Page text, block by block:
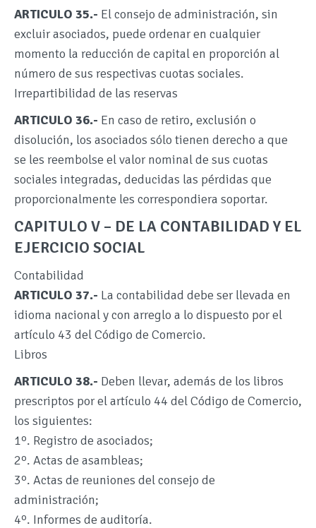
ARTICULO 35.- El consejo de administración, sin
excluir asociados, puede ordenar en cualquier
momento la reducción de capital en proporción al
número de sus respectivas cuotas sociales.
Irrepartibilidad de las reservas
ARTICULO 36.- En caso de retiro, exclusión o
disolución, los asociados sólo tienen derecho a que
se les reembolse el valor nominal de sus cuotas
sociales integradas, deducidas las pérdidas que
proporcionalmente les correspondiera soportar.
CAPITULO V – DE LA CONTABILIDAD Y EL
EJERCICIO SOCIAL
Contabilidad
ARTICULO 37.- La contabilidad debe ser llevada en
idioma nacional y con arreglo a lo dispuesto por el
artículo 43 del Código de Comercio.
Libros
ARTICULO 38.- Deben llevar, además de los libros
prescriptos por el artículo 44 del Código de Comercio,
los siguientes:
1º. Registro de asociados;
2º. Actas de asambleas;
3º. Actas de reuniones del consejo de
administración;
4º. Informes de auditoría.